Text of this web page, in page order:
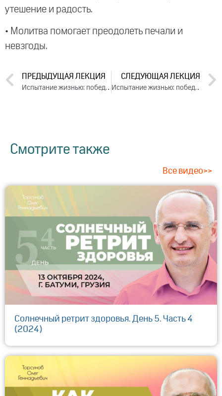
утешение и радость.
• Молитва помогает преодолеть печали и
невзгоды.
ПРЕДЫДУЩАЯ ЛЕКЦИЯ
Испытание жизнью: победа над обстоятельствами. День 1. Часть 1 (2024)
СЛЕДУЮЩАЯ ЛЕКЦИЯ
Испытание жизнью: победа над обстоятельствами. День 2. Часть 1 (2024)
Смотрите также
Все видео>>
Солнечный ретрит здоровья. День 5. Часть 4
(2024)